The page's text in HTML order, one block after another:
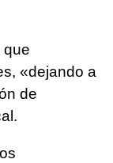
que
«dejando a
de